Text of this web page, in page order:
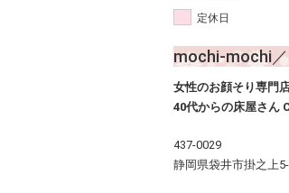
定休日
mochi-mochi／
女性のお顔そり専門
40代からの床屋さん
437-0029
静岡県袋井市掛之上